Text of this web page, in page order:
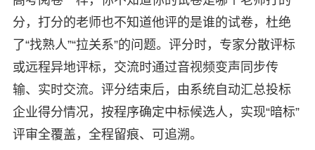
分，打分的老师也不知道他评的是谁的试卷，杜绝
了“找熟人”“拉关系”的问题。评分时，专家分散评标
或远程异地评标，交流时通过音视频变声同步传
输、实时交流。评分结束后，由系统自动汇总投标
企业得分情况，按程序确定中标候选人，实现“暗标”
评审全覆盖，全程留痕、可追溯。